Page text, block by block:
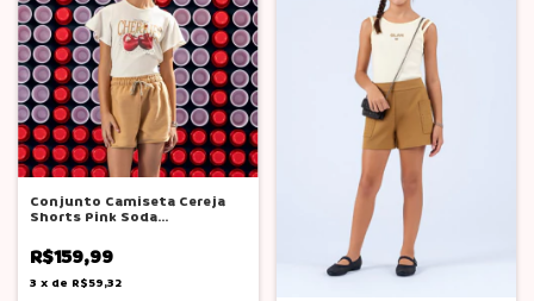
Conjunto Camiseta Cereja
Shorts Pink Soda
R$159,99
3 x de R$59,32